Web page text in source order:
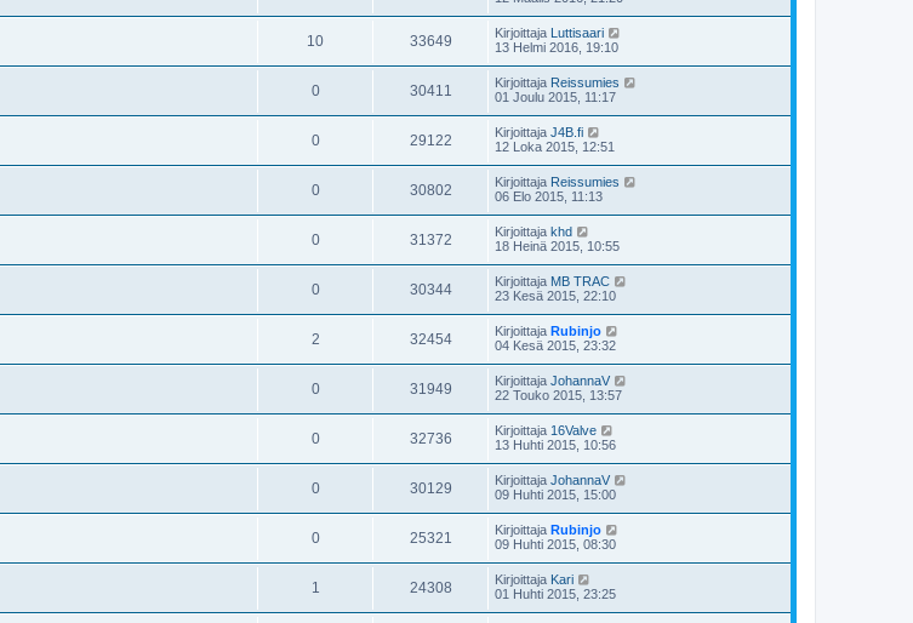
10 33649 Kirjoittaja Luttisaari
13 Helmi 2016, 19:10
0 30411 Kirjoittaja Reissumies
01 Joulu 2015, 11:17
0 29122 Kirjoittaja J4B.fi
12 Loka 2015, 12:51
0 30802 Kirjoittaja Reissumies
06 Elo 2015, 11:13
0 31372 Kirjoittaja khd
18 Heinä 2015, 10:55
0 30344 Kirjoittaja MB TRAC
23 Kesä 2015, 22:10
2 32454 Kirjoittaja Rubinjo
04 Kesä 2015, 23:32
0 31949 Kirjoittaja JohannaV
22 Touko 2015, 13:57
0 32736 Kirjoittaja 16Valve
13 Huhti 2015, 10:56
0 30129 Kirjoittaja JohannaV
09 Huhti 2015, 15:00
0 25321 Kirjoittaja Rubinjo
09 Huhti 2015, 08:30
1 24308 Kirjoittaja Kari
01 Huhti 2015, 23:25